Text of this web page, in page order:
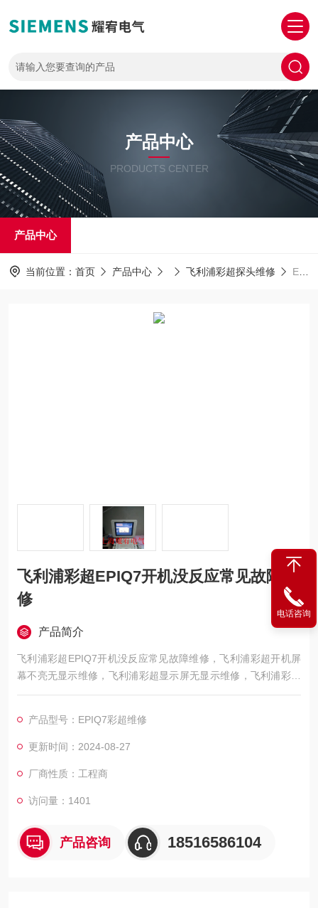
产品中心
PRODUCTS CENTER
产品中心
当前位置： 首页 产品中心 飞利浦彩超探头维修 EPIQ7彩超维修飞利浦彩超EPIQ7开机没反应常见故障维修
飞利浦彩超EPIQ7开机没反应常见故障维
修
产品简介
飞利浦彩超EPIQ7开机没反应常见故障维修，飞利浦彩超开机屏
幕不亮无显示维修，飞利浦彩超显示屏无显示维修，飞利浦彩超
开机显示白屏维修，飞利浦彩超开机显示花屏/闪屏维修，飞利浦
关机维修，飞利浦彩超机器在开机时反复重启维修，飞利浦彩超
机器在开机无反应维修，飞利浦彩超机器开机电源黄色指示灯报
产品型号：EPIQ7彩超维修
更新时间：2024-08-27
厂商性质：工程商
访问量：1401
产品咨询 18516586104
电话咨询